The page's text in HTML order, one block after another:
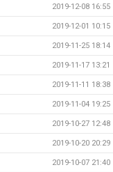
2019-12-08 16:55
2019-12-01 10:15
2019-11-25 18:14
2019-11-17 13:21
2019-11-11 18:38
2019-11-04 19:25
2019-10-27 12:48
2019-10-20 20:29
2019-10-07 21:40